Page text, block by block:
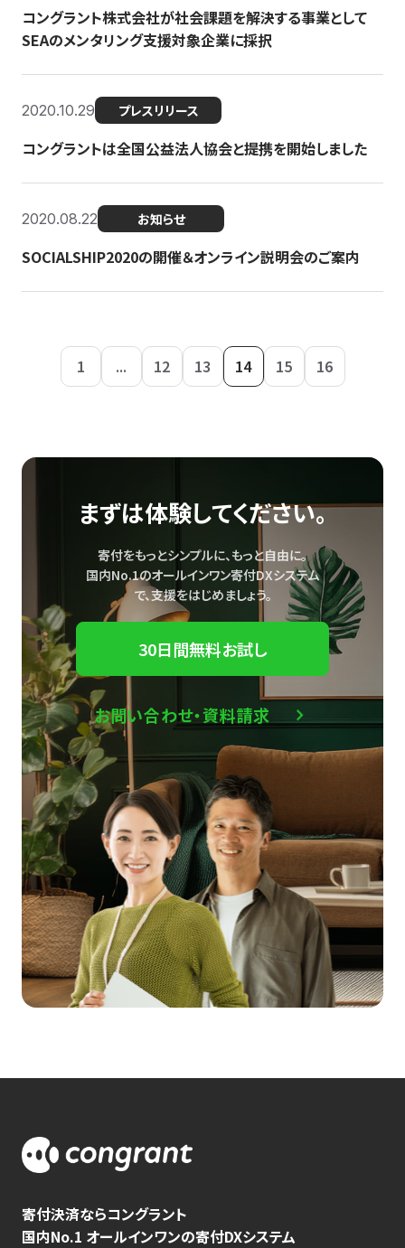
コングラント株式会社が社会課題を解決する事業として
SEAのメンタリング支援対象企業に採択
2020.10.29 プレスリリース
コングラントは全国公益法人協会と提携を開始しました
2020.08.22 お知らせ
SOCIALSHIP2020の開催＆オンライン説明会のご案内
1 ... 12 13 14 15 16
まずは体験してください。
寄付をもっとシンプルに、もっと自由に。
国内No.1のオールインワン寄付DXシステム
で、支援をはじめましょう。
30日間無料お試し
お問い合わせ・資料請求
寄付決済ならコングラント
国内No.1 オールインワンの寄付DXシステム